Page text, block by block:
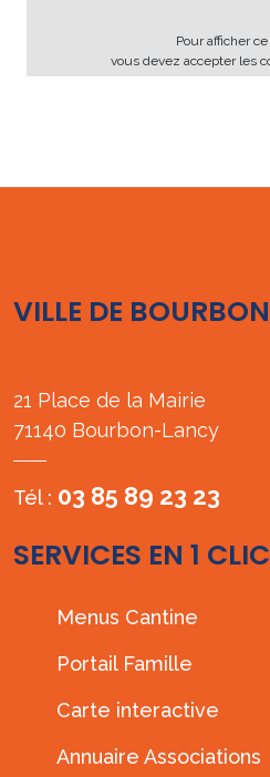
Pour afficher
vous devez accepter les
VILLE DE
21 Place de la Mairie
71140 Bourbon-Lancy
Tél : 03 85 89 23 23
SERVICES EN 1 CLIC
Menus Cantine
Portail Famille
Carte interactive
Annuaire Associations